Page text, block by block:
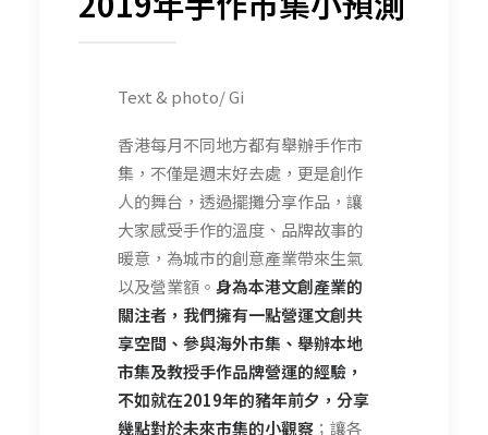
Text & photo/ Gi
香港每月不同地方都有舉辦手作市
集，不僅是週末好去處，更是創作
人的舞台，透過擺攤分享作品，讓
大家感受手作的溫度、品牌故事的
暖意，為城市的創意產業帶來生氣
以及營業額。 身為本港文創產業的
關注者，我們擁有一點營運文創共
享空間、參與海外市集、舉辦本地
市集及教授手作品牌營運的經驗，
不如就在2019年的豬年前夕，分享
幾點對於未來市集的小觀察 ；讓各